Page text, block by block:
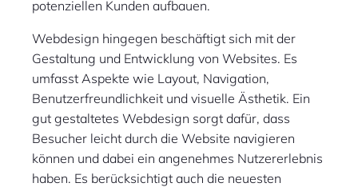
potenziellen Kunden aufbauen.
Webdesign hingegen beschäftigt sich mit der
Gestaltung und Entwicklung von Websites. Es
umfasst Aspekte wie Layout, Navigation,
Benutzerfreundlichkeit und visuelle Ästhetik. Ein
gut gestaltetes Webdesign sorgt dafür, dass
Besucher leicht durch die Website navigieren
können und dabei ein angenehmes Nutzererlebnis
haben. Es berücksichtigt auch die neuesten